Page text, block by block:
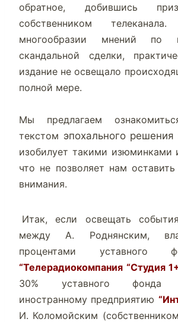
обратное, добившись
собственником
многообразии мнений по
скандальной сделки,
издание не освещало
полной мере.
Мы предлагаем
текстом эпохального решения
изобилует такими изюминками
что не позволяет нам
внимания.
Итак, если освещать
между А. Роднянским,
процентами уставного
“Телерадиокомпания “Студия
30% уставного фонда
иностранному предприятию
И. Коломойским